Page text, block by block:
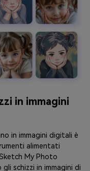
in immagini
in immagini digitali è
alimentati
My Photo
schizzi in immagini di